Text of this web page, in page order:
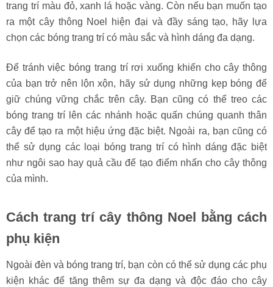
trang trí màu đỏ, xanh lá hoặc vàng. Còn nếu bạn muốn tạo
ra một cây thông Noel hiện đại và đầy sáng tạo, hãy lựa
chọn các bóng trang trí có màu sắc và hình dáng đa dạng.
Để tránh việc bóng trang trí rơi xuống khiến cho cây thông
của bạn trở nên lộn xộn, hãy sử dụng những kẹp bóng để
giữ chúng vững chắc trên cây. Bạn cũng có thể treo các
bóng trang trí lên các nhánh hoặc quấn chúng quanh thân
cây để tạo ra một hiệu ứng đặc biệt. Ngoài ra, bạn cũng có
thể sử dụng các loại bóng trang trí có hình dáng đặc biệt
như ngôi sao hay quả cầu để tạo điểm nhấn cho cây thông
của mình.
Cách trang trí cây thông Noel bằng cách
phụ kiện
Ngoài đèn và bóng trang trí, bạn còn có thể sử dụng các phụ
kiện khác để tăng thêm sự đa dạng và độc đáo cho cây